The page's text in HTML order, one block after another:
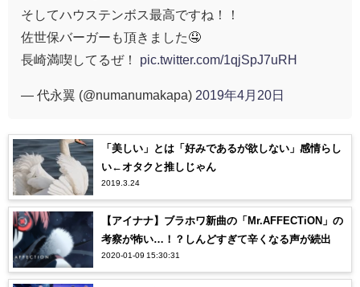
そしてハウステンボス最高ですね！！
佐世保バーガーも頂きました🤤
長崎満喫してるぜ！ pic.twitter.com/1qjSpJ7uRH
— 代永翼 (@numanumakapa) 2019年4月20日
「美しい」とは「好みであるが欲しない」感情らし
い←オタクと推しじゃん
2019.3.24
【アイナナ】ブラホワ新曲の「Mr.AFFECTiON」の
考察が怖い…！？しんどすぎて辛くなる声が続出
2020-01-09 15:30:31